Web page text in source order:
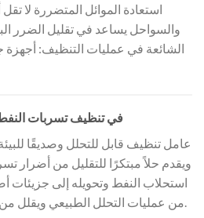
استعادة الموائل المتضررة لا
والسواحل يساعد في تقليل الضرر
الشائعة في عمليات التنظيف: أجهزة
دور AQUAQUICK 2000 في تنظيف تسربات النفط
ويقدم حلاً مبتكرًا للتقليل من أضرار
استحلاب النفط وتحويله إلى جزيئات